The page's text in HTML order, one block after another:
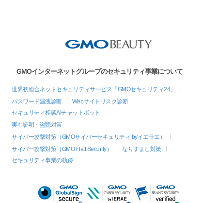
GMOインターネットグループのセキュリティ事業について
世界初総合ネットセキュリティサービス「GMOセキュリティ24」
パスワード漏洩診断
Webサイトリスク診断
セキュリティ相談AIチャットボット
実在証明・盗聴対策
サイバー攻撃対策（GMOサイバーセキュリティ byイエラエ）
サイバー攻撃対策（GMO Flatt Security）
なりすまし対策
セキュリティ事業の軌跡